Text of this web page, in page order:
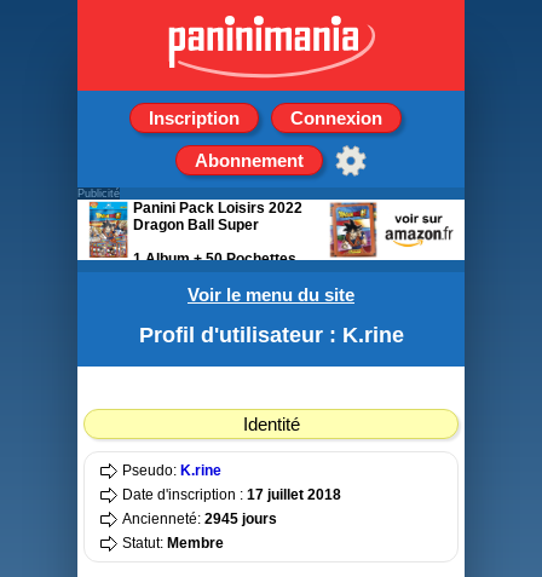
Inscription Connexion
Abonnement
Voir le menu du site
Profil d'utilisateur : K.rine
Identité
Pseudo: K.rine
Date d'inscription : 17 juillet 2018
Ancienneté: 2945 jours
Statut: Membre
Publicité
Panini Pack Loisirs 2022
Dragon Ball Super
1 Album + 50 Pochettes